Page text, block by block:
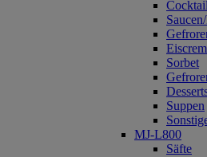
Sorbet
Suppen
MJ-L800
Säfte